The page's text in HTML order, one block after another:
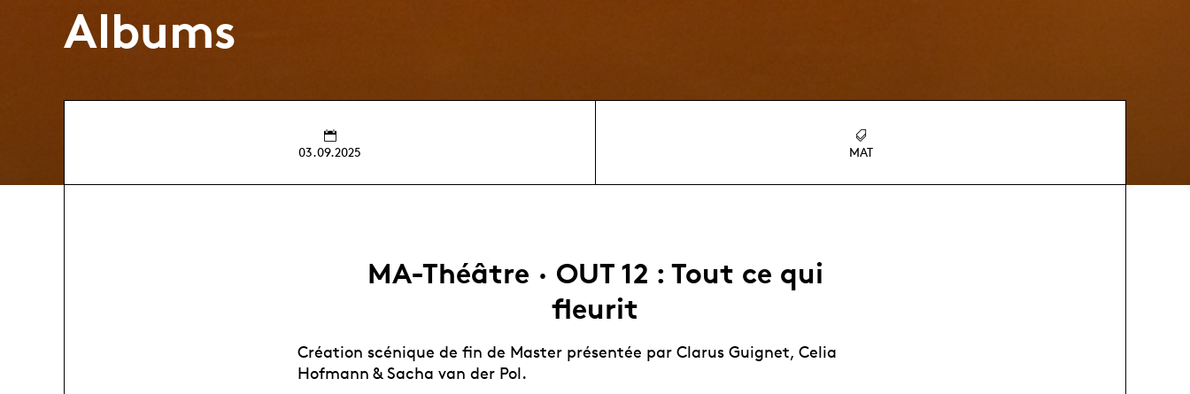
Albums
03.09.2025 MAT
MA-Théâtre · OUT 12 : Tout ce qui
fleurit
Création scénique de fin de Master présentée par Clarus Guignet, Celia
Hofmann & Sacha van der Pol.